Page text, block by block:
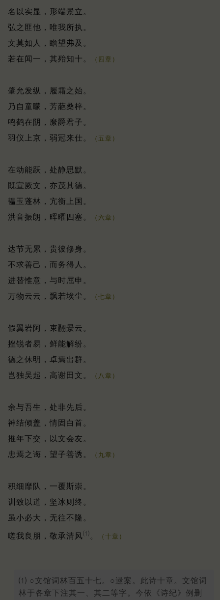
名以实显，形端景立。
弘之匪他，唯我所执。
文莫如人，瞻望弗及。
若在闻一，其殆知十。
（四章）
肇允发纵，履霜之始。
乃自童矇，芳葩桑梓。
鸣鹤在阴，縻爵君子。
羽仪上京，弱冠来仕。
（五章）
在动能跃，处静思默。
既宣厥文，亦茂其德。
韫玉蓬林，亢衡上国。
洪音振朗，晖曜四塞。
（六章）
达节无累，贵彼修身。
不求善己，而务得人。
进替惟意，与时屈申。
万物云云，飘若埃尘。
（七章）
假翼岩阿，束翮景云。
挫锐者易，鲜能解纷。
德之休明，卓焉出群。
岂独吴起，高谢田文。
（八章）
余与吾生，处非先后。
神结倾盖，情固白首。
推年下交，以文会友。
忠焉之诲，望子善诱。
（九章）
积细靡队，一覆斯崇。
训致以道，坚冰则终。
虽小必大，无往不隆。
嗟我良朋，敬承清风⑴。 （十章）
⑴ ○文馆词林百五十七。○逯案。此诗十章。文馆词
林于各章下注其一、其二等字。今依《诗纪》例删